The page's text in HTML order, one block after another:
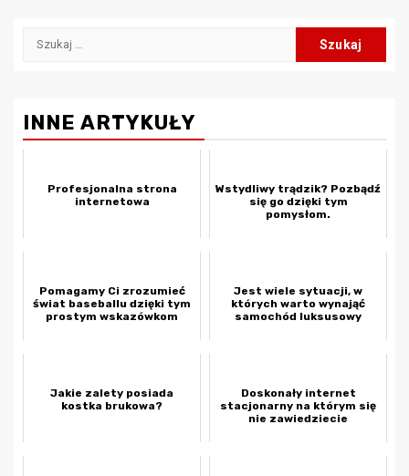
Szukaj:
INNE ARTYKUŁY
Profesjonalna strona
internetowa
Wstydliwy trądzik? Pozbądź
się go dzięki tym
pomysłom.
Pomagamy Ci zrozumieć
świat baseballu dzięki tym
prostym wskazówkom
Jest wiele sytuacji, w
których warto wynająć
samochód luksusowy
Jakie zalety posiada
kostka brukowa?
Doskonały internet
stacjonarny na którym się
nie zawiedziecie